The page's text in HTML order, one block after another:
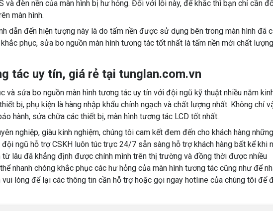
và đèn nền của màn hình bị hư hỏng. Đối với lỗi này, để khắc thì bạn chỉ cần
màn hình.
dẫn đến hiện tượng này là do tấm nền được sử dụng bên trong màn hình đã
phục, sửa bo nguồn màn hình tương tác tốt nhất là tấm nền mới chất lượng
tác uy tín, giá rẻ tại tunglan.com.vn
và sửa bo nguồn màn hình tương tác uy tín với đội ngũ kỹ thuật nhiều năm
bị, phụ kiện là hàng nhập khẩu chính ngạch và chất lượng nhất. Không chỉ
hành, sửa chữa các thiết bị, màn hình tương tác LCD tốt nhất.
nghiệp, giàu kinh nghiệm, chúng tôi cam kết đem đến cho khách hàng những
ngũ hỗ trợ CSKH luôn túc trực 24/7 sẵn sàng hỗ trợ khách hàng bất kể khi
từ lâu đã khẳng định được chính mình trên thị trường và đồng thời được nhiều
nhanh chóng khắc phục các hư hỏng của màn hình tương tác cũng như để
lòng để lại các thông tin cần hỗ trợ hoặc gọi ngay hotline của chúng tôi để